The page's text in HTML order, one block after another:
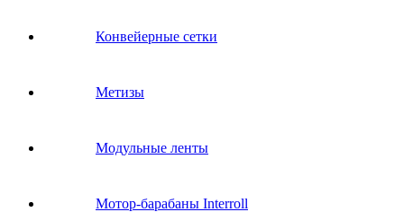
Конвейерные сетки
Метизы
Модульные ленты
Мотор-барабаны Interroll